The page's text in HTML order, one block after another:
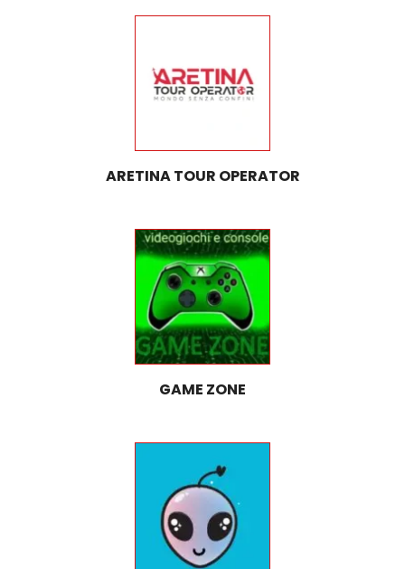
ARETINA TOUR OPERATOR
GAME ZONE